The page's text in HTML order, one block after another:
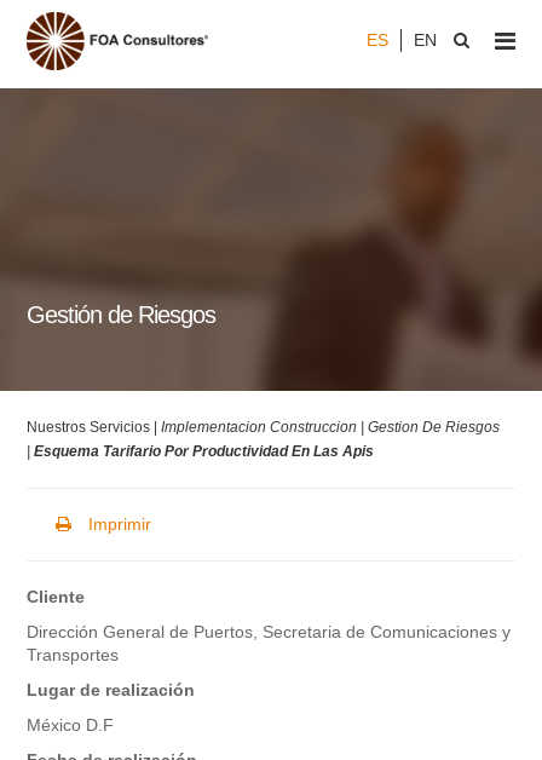
ES EN
Gestión de Riesgos
Nuestros Servicios |Implementacion Construccion |Gestion De Riesgos
|Esquema Tarifario Por Productividad En Las Apis
Imprimir
Cliente
Dirección General de Puertos, Secretaria de Comunicaciones y
Transportes
Lugar de realización
México D.F